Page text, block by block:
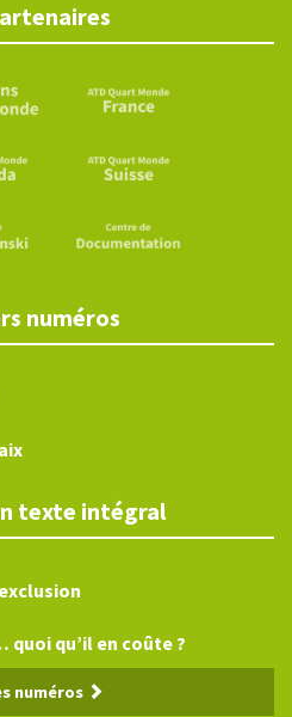
numéros
texte intégral
qu’il en coûte ?
numéros